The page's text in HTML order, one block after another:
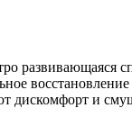
развивающаяся
дискомфорт и